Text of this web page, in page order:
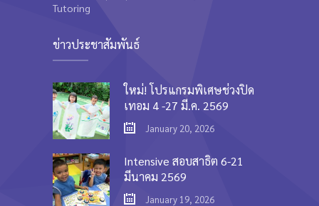
Tutoring
ข่าวประชาสัมพันธ์
ใหม่! โปรแกรมพิเศษช่วงปิด
เทอม 4 -27 มี.ค. 2569
January 20, 2026
Intensive สอบสาธิต 6-21
มีนาคม 2569
January 19, 2026